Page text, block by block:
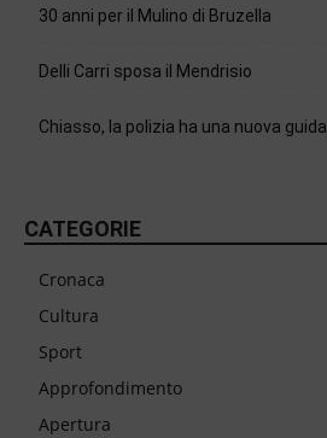
30 anni per il Mulino di Bruzella
Delli Carri sposa il Mendrisio
Chiasso, la polizia ha una nuova guida
CATEGORIE
Cronaca
Cultura
Sport
Approfondimento
Apertura